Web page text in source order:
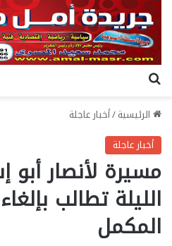
الرئيسية/أخبار عاجلة
أخبار عاجلة
مسيرة لأنصار أبو
الليلة تطالب
المكمل